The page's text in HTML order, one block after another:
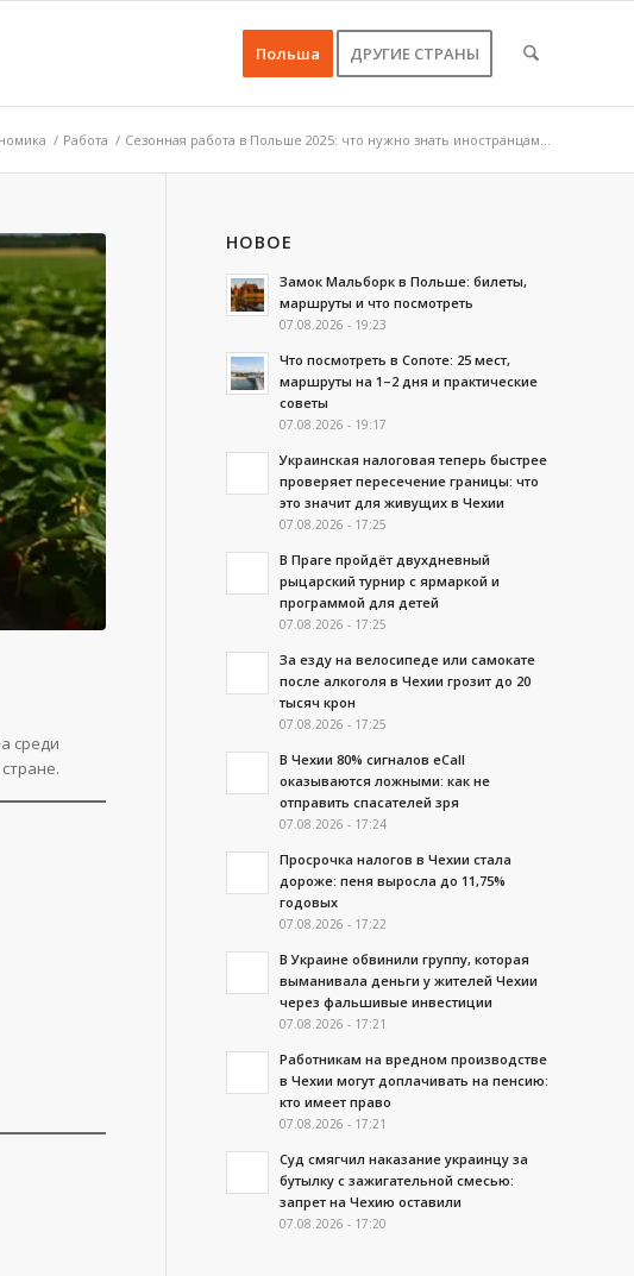
Польша ДРУГИЕ СТРАНЫ
/ Работа / Сезонная работа в Польше 2025: что нужно знать иностранцам...
среди
НОВОЕ
Замок Мальборк в Польше: билеты,
маршруты и что посмотреть
07.08.2026 - 19:23
Что посмотреть в Сопоте: 25 мест,
маршруты на 1–2 дня и практические
советы
07.08.2026 - 19:17
Украинская налоговая теперь быстрее
проверяет пересечение границы: что
это значит для живущих в Чехии
07.08.2026 - 17:25
В Праге пройдёт двухдневный
рыцарский турнир с ярмаркой и
программой для детей
07.08.2026 - 17:25
За езду на велосипеде или самокате
после алкоголя в Чехии грозит до 20
тысяч крон
07.08.2026 - 17:25
В Чехии 80% сигналов eCall
оказываются ложными: как не
отправить спасателей зря
07.08.2026 - 17:24
Просрочка налогов в Чехии стала
дороже: пеня выросла до 11,75%
годовых
07.08.2026 - 17:22
В Украине обвинили группу, которая
выманивала деньги у жителей Чехии
через фальшивые инвестиции
07.08.2026 - 17:21
Работникам на вредном производстве
в Чехии могут доплачивать на пенсию:
кто имеет право
07.08.2026 - 17:21
Суд смягчил наказание украинцу за
бутылку с зажигательной смесью:
запрет на Чехию оставили
07.08.2026 - 17:20